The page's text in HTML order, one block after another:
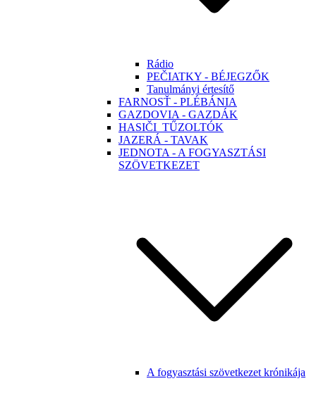
Rádio
PEČIATKY - BÉJEGZŐK
Tanulmányi értesítő
FARNOSŤ - PLÉBÁNIA
GAZDOVIA - GAZDÁK
HASIČI_TŰZOLTÓK
JAZERÁ - TAVAK
JEDNOTA - A FOGYASZTÁSI
SZÖVETKEZET
A fogyasztási szövetkezet krónikája